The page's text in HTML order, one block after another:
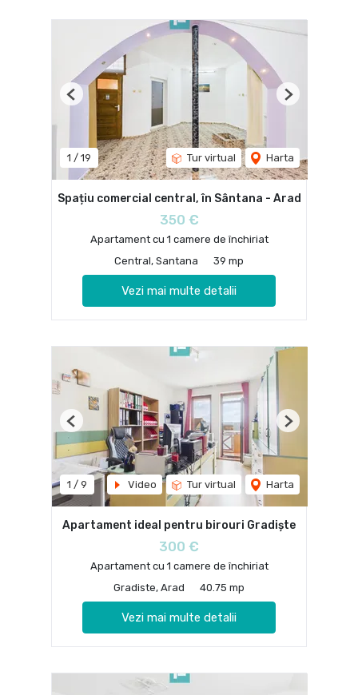
1 / 19 Tur virtual Harta
Previous Next
Spațiu comercial central, în Sântana - Arad
350 €
Apartament cu 1 camere de închiriat
Central, Santana
39 mp
Vezi mai multe detalii
1 / 9 Video Tur virtual Harta
Previous Next
Apartament ideal pentru birouri Gradiște
300 €
Apartament cu 1 camere de închiriat
Gradiste, Arad
40.75 mp
Vezi mai multe detalii